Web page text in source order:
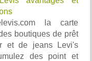
la carte
boutiques de prêt
et de jeans Levi's
des point et